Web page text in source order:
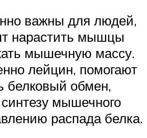
важны для людей,
нарастить мышцы
мышечную массу.
лейцин, помогают
белковый обмен,
мышечного
распада белка.